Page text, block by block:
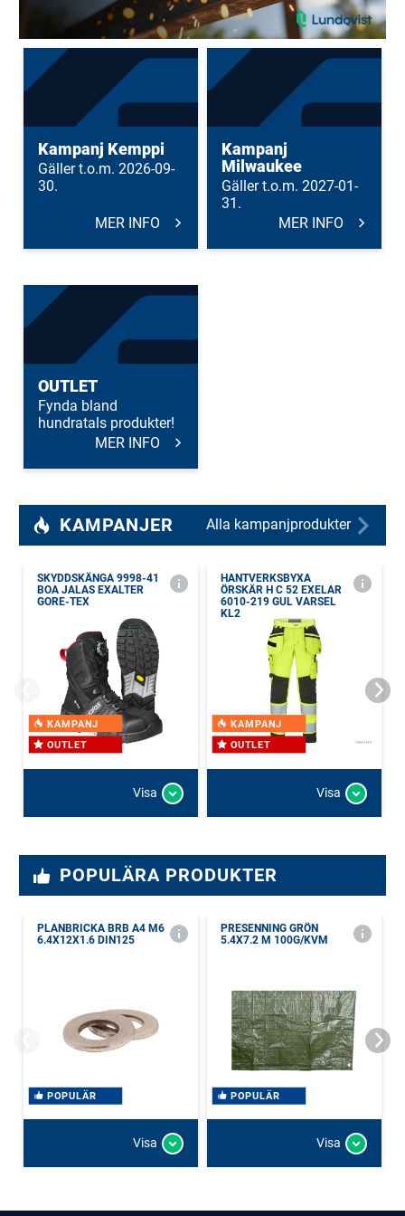
Kampanj Kemppi
Gäller t.o.m. 2026-09-
30.
MER INFO
Kampanj
Milwaukee
Gäller t.o.m. 2027-01-
31.
MER INFO
OUTLET
Fynda bland
hundratals produkter!
MER INFO
KAMPANJER Alla kampanjprodukter
SKYDDSKÄNGA 9998-41
BOA JALAS EXALTER
GORE-TEX
KAMPANJ
OUTLET
Visa
HANTVERKSBYXA
ÖRSKÄR H C 52 EXELAR
6010-219 GUL VARSEL
KL2
KAMPANJ
OUTLET
Visa
POPULÄRA PRODUKTER
PLANBRICKA BRB A4 M6
6.4X12X1.6 DIN125
POPULÄR
Visa
PRESENNING GRÖN
5.4X7.2 M 100G/KVM
POPULÄR
Visa